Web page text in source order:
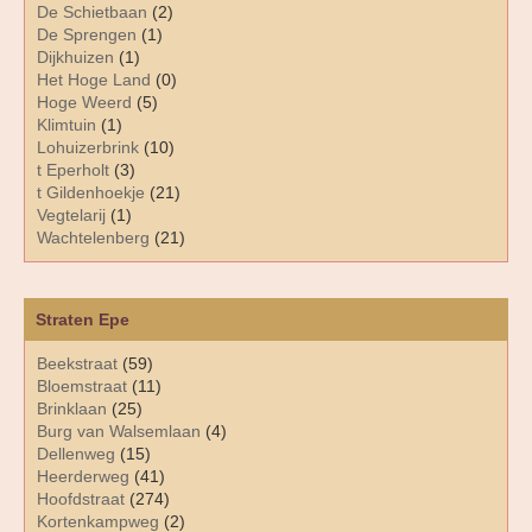
Straten Epe
Beekstraat (59)
Bloemstraat (11)
Brinklaan (25)
Burg van Walsemlaan (4)
Dellenweg (15)
Heerderweg (41)
Hoofdstraat (274)
Kortenkampweg (2)
De Schietbaan (2)
De Sprengen (1)
Dijkhuizen (1)
Het Hoge Land (0)
Hoge Weerd (5)
Klimtuin (1)
Lohuizerbrink (10)
t Eperholt (3)
t Gildenhoekje (21)
Vegtelarij (1)
Wachtelenberg (21)